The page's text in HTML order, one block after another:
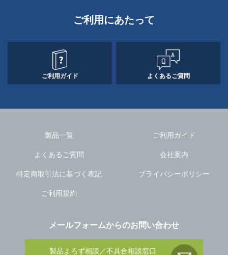
ご利用にあたって
ご利用ガイド よくあるご質問
製品一覧
ご利用ガイド
よくあるご質問
会社案内
特定商取引法に基づく表記
プライバシーポリシー
ご利用規約
メールフォームからのお問い合わせ
製品よろず相談／不具合相談窓口